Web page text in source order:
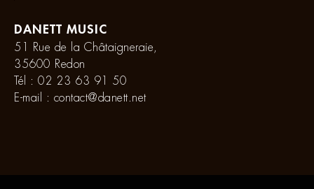
DANETT MUSIC
51 Rue de la Châtaigneraie,
35600 Redon
Tél : 02 23 63 91 50
E-mail : contact@danett.net